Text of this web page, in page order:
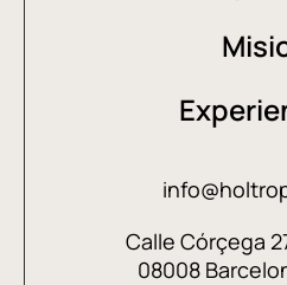
Calle Córçega
08008